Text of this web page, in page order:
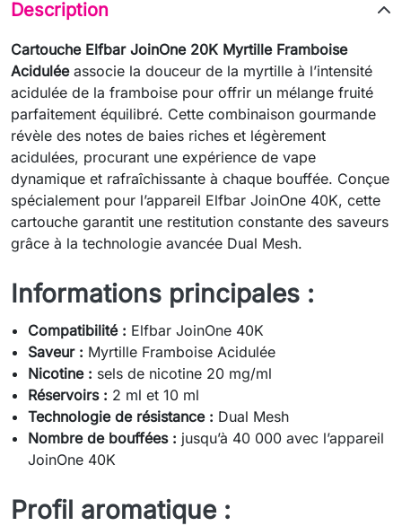
Description
Cartouche Elfbar JoinOne 20K Myrtille Framboise
Aciduléeassocie la douceur de la myrtille à l’intensité
acidulée de la framboise pour offrir un mélange fruité
parfaitement équilibré. Cette combinaison gourmande
révèle des notes de baies riches et légèrement
acidulées, procurant une expérience de vape
dynamique et rafraîchissante à chaque bouffée. Conçue
spécialement pour l’appareil Elfbar JoinOne 40K, cette
cartouche garantit une restitution constante des saveurs
grâce à la technologie avancée Dual Mesh.
Informations principales :
Compatibilité : Elfbar JoinOne 40K
Saveur : Myrtille Framboise Acidulée
Nicotine : sels de nicotine 20 mg/ml
Réservoirs : 2 ml et 10 ml
Technologie de résistance : Dual Mesh
Nombre de bouffées : jusqu’à 40 000 avec l’appareil
JoinOne 40K
Profil aromatique :